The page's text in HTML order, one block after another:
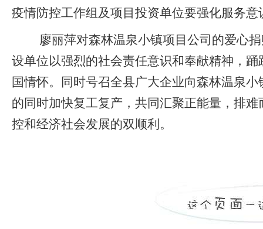
疫情防控工作组及项目投资单位要强化服务
廖丽萍对森林温泉小镇项目公司的爱心
设单位以强烈的社会责任意识和奉献精神，
国情怀。同时号召全县广大企业向森林温泉
的同时加快复工复产，共同汇聚正能量，排
控和经济社会发展的双顺利。